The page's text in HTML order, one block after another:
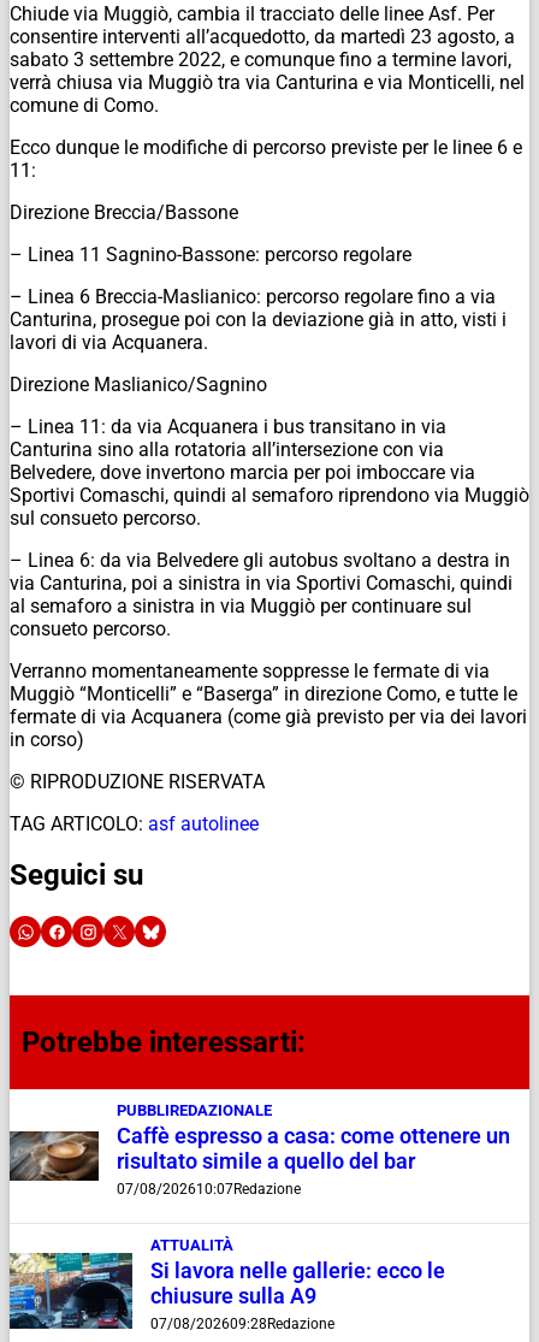
Chiude via Muggiò, cambia il tracciato delle linee Asf. Per
consentire interventi all’acquedotto, da martedì 23 agosto, a
sabato 3 settembre 2022, e comunque fino a termine lavori,
verrà chiusa via Muggiò tra via Canturina e via Monticelli, nel
comune di Como.
Ecco dunque le modifiche di percorso previste per le linee 6 e
11:
Direzione Breccia/Bassone
– Linea 11 Sagnino-Bassone: percorso regolare
– Linea 6 Breccia-Maslianico: percorso regolare fino a via
Canturina, prosegue poi con la deviazione già in atto, visti i
lavori di via Acquanera.
Direzione Maslianico/Sagnino
– Linea 11: da via Acquanera i bus transitano in via
Canturina sino alla rotatoria all’intersezione con via
Belvedere, dove invertono marcia per poi imboccare via
Sportivi Comaschi, quindi al semaforo riprendono via Muggiò
sul consueto percorso.
– Linea 6: da via Belvedere gli autobus svoltano a destra in
via Canturina, poi a sinistra in via Sportivi Comaschi, quindi
al semaforo a sinistra in via Muggiò per continuare sul
consueto percorso.
Verranno momentaneamente soppresse le fermate di via
Muggiò “Monticelli” e “Baserga” in direzione Como, e tutte le
fermate di via Acquanera (come già previsto per via dei lavori
in corso)
© RIPRODUZIONE RISERVATA
TAG ARTICOLO: asf autolinee
Seguici su
Potrebbe interessarti:
PUBBLIREDAZIONALE
Caffè espresso a casa: come ottenere un
risultato simile a quello del bar
07/08/202610:07Redazione
ATTUALITÀ
Si lavora nelle gallerie: ecco le
chiusure sulla A9
07/08/202609:28 Redazione